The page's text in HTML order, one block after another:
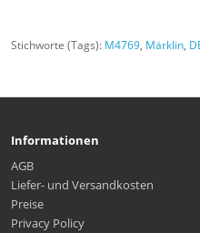
Stichworte (Tags): M4769, Märklin,
Informationen
AGB
Liefer- und Versandkosten
Preise
Privacy Policy